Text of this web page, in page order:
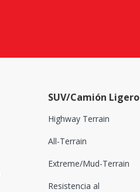
SUV/Camión Ligero
Highway Terrain
All-Terrain
Extreme/Mud-Terrain
Resistencia al